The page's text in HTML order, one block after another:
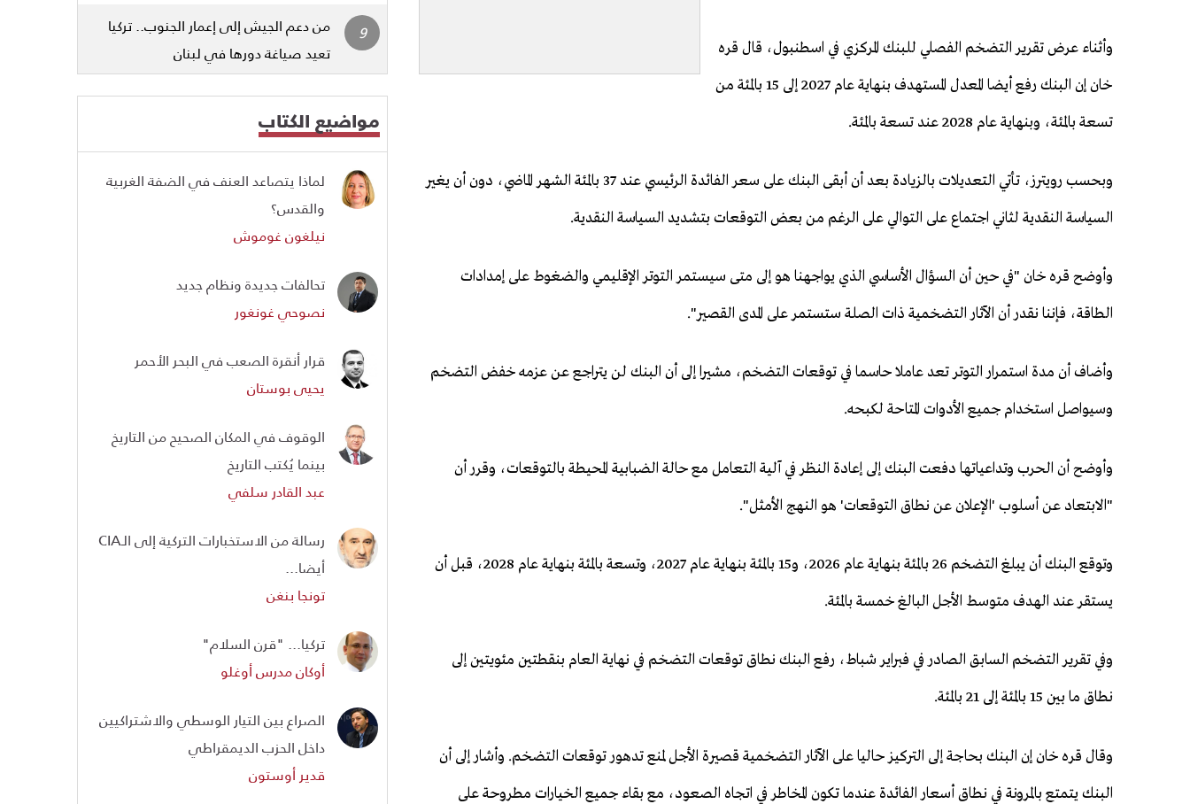
وأثناء عرض تقرير التضخم الفصلي للبنك المركزي في اسطنبول، قال قره
خان إن البنك رفع أيضا المعدل المستهدف بنهاية عام 2027 إلى 15 بالمئة من
تسعة بالمئة، وبنهاية عام 2028 عند تسعة بالمئة.
وبحسب رويترز، تأتي التعديلات بالزيادة بعد أن أبقى ​البنك على سعر الفائدة الرئيسي عند 37 بالمئة الشهر الماضي، دون أن يغير
السياسة ​النقدية لثاني اجتماع على التوالي على الرغم من بعض التوقعات بتشديد السياسة النقدية.
وأوضح ⁠قره خان "في حين أن السؤال الأساسي الذي يواجهنا هو إلى متى سيستمر التوتر الإقليمي والضغوط ​على إمدادات
الطاقة، فإننا نقدر أن الآثار التضخمية ذات الصلة ستستمر على المدى القصير".
وأضاف أن مدة استمرار ​التوتر تعد عاملا حاسما في توقعات التضخم، مشيرا إلى أن البنك لن يتراجع عن عزمه خفض التضخم
وسيواصل استخدام جميع الأدوات المتاحة لكبحه.
وأوضح أن الحرب وتداعياتها دفعت البنك إلى إعادة النظر في آلية التعامل مع حالة الضبابية ​المحيطة بالتوقعات، وقرر أن
"الابتعاد عن أسلوب 'الإعلان عن نطاق التوقعات' هو النهج الأمثل".
وتوقع البنك أن يبلغ ​التضخم 26 بالمئة بنهاية عام 2026، و15 بالمئة بنهاية عام 2027، وتسعة بالمئة بنهاية عام 2028، قبل أن
يستقر ‌عند ⁠الهدف متوسط الأجل البالغ خمسة بالمئة.
وفي تقرير التضخم السابق الصادر في فبراير شباط، رفع البنك نطاق توقعات التضخم في نهاية العام بنقطتين مئويتين إلى
نطاق ما بين 15 بالمئة إلى 21 بالمئة.
وقال قره خان إن البنك بحاجة إلى التركيز حاليا على الآثار التضخمية قصيرة الأجل لمنع تدهور توقعات ​التضخم. وأشار إلى أن
البنك يتمتع ​بالمرونة في نطاق ⁠أسعار الفائدة عندما تكون المخاطر في اتجاه الصعود، مع بقاء جميع الخيارات مطروحة على
من دعم الجيش إلى إعمار الجنوب.. تركيا
تعيد صياغة دورها في لبنان
مواضيع الكتاب
لماذا يتصاعد العنف في الضفة الغربية
والقدس؟
نيلغون غوموش
تحالفات جديدة ونظام جديد
نصوحي غونغور
قرار أنقرة الصعب في البحر الأحمر
يحيى بوستان
الوقوف في المكان الصحيح من التاريخ
بينما يُكتب التاريخ
عبد القادر سلفي
رسالة من الاستخبارات التركية إلى الـCIA
أيضا...
تونجا بنغن
تركيا... "قرن السلام"
أوكان مدرس أوغلو
الصراع بين التيار الوسطي والاشتراكيين
داخل الحزب الديمقراطي
قدير أوستون